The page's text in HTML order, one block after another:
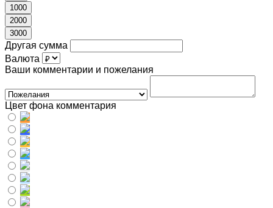
1000
2000
3000
Другая сумма
Валюта
Ваши комментарии и пожелания
Цвет фона комментария